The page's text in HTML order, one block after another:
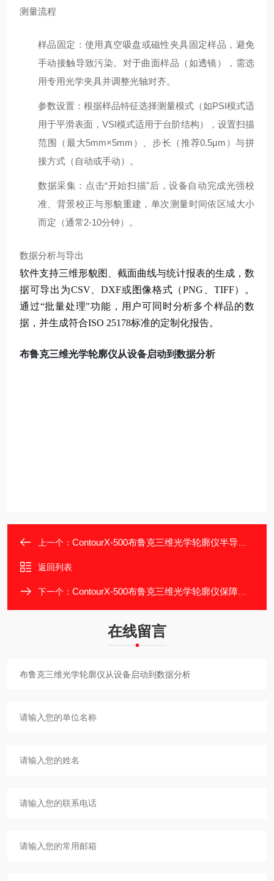
测量流程
样品固定 ：使用真空吸盘或磁性夹具固定样品，避免
手动接触导致污染。对于曲面样品（如透镜），需选
用专用光学夹具并调整光轴对齐。
参数设置 ：根据样品特征选择测量模式（如PSI模式适
用于平滑表面，VSI模式适用于台阶结构），设置扫描
范围（最大5mm×5mm）、步长（推荐0.5μm）与拼
接方式（自动或手动）。
数据采集 ：点击“开始扫描"后，设备自动完成光强校
准、背景校正与形貌重建，单次测量时间依区域大小
而定（通常2-10分钟）。
数据分析与导出
软件支持三维形貌图、截面曲线与统计报表的生成，数
据可导出为CSV、DXF或图像格式（PNG、TIFF）。
通过“批量处理"功能，用户可同时分析多个样品的数
据，并生成符合ISO 25178标准的定制化报告。
布鲁克三维光学轮廓仪从设备启动到数据分析
上一个： ContourX-500布鲁克三维光学轮廓仪半导体行业的应用
返回列表
下一个： ContourX-500布鲁克三维光学轮廓仪保障长期稳定运行
在线留言